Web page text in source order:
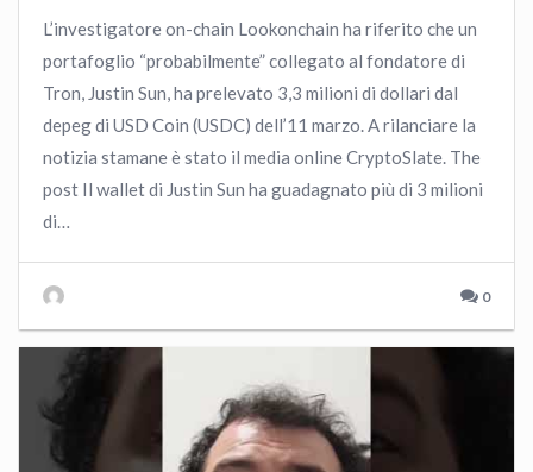
L’investigatore on-chain Lookonchain ha riferito che un
portafoglio “probabilmente” collegato al fondatore di
Tron, Justin Sun, ha prelevato 3,3 milioni di dollari dal
depeg di USD Coin (USDC) dell’11 marzo. A rilanciare la
notizia stamane è stato il media online CryptoSlate. The
post Il wallet di Justin Sun ha guadagnato più di 3 milioni
di…
0